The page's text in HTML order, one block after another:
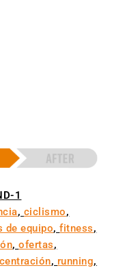
1
, ciclismo,
de equipo,fitness,
,ofertas,
, running,